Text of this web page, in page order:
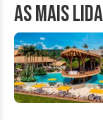
AS MAIS